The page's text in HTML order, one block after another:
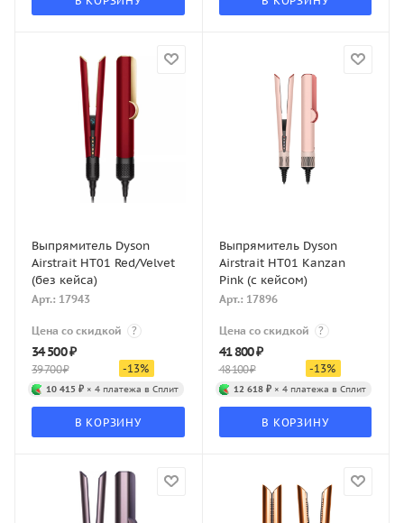
Выпрямитель Dyson
Airstrait HT01 Red/Velvet
(без кейса)
Арт.: 17943
Цена со скидкой ?
34 500₽
39 700₽ -13%
10 415 ₽ × 4 платежа в Сплит
В КОРЗИНУ
Выпрямитель Dyson
Airstrait HT01 Kanzan
Pink (с кейсом)
Арт.: 17896
Цена со скидкой ?
41 800₽
48 100₽ -13%
12 618 ₽× 4 платежа в Сплит
В КОРЗИНУ